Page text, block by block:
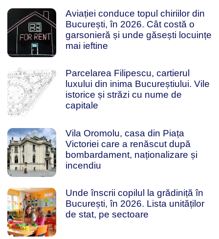
Aviației conduce topul chiriilor din
București, în 2026. Cât costă o
garsonieră și unde găsești locuințe
mai ieftine
Parcelarea Filipescu, cartierul
luxului din inima Bucureștiului. Vile
istorice și străzi cu nume de
capitale
Vila Oromolu, casa din Piața
Victoriei care a renăscut după
bombardament, naționalizare și
incendiu
Unde înscrii copilul la grădiniță în
București, în 2026. Lista unităților
de stat, pe sectoare